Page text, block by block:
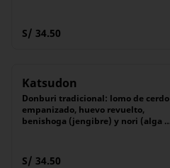
S/ 34.50
Katsudon
Donburi tradicional: lomo de cerdo
empanizado, huevo revuelto,
benishoga (jengibre) y nori (alga
guiso de cebolla salteada.
S/ 34.50